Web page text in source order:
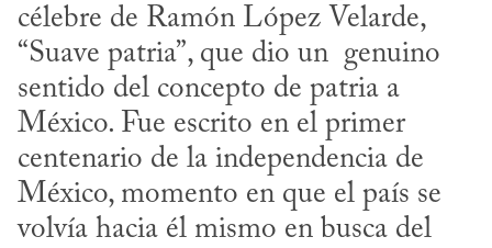
célebre de Ramón López Velarde,
“Suave patria”, que dio un  genuino
sentido del concepto de patria a
México. Fue escrito en el primer
centenario de la independencia de
México, momento en que el país se
volvía hacia él mismo en busca del